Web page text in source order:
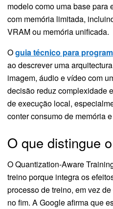
modelo como uma base para
com memória limitada,
VRAM ou memória unificada.
Oguia técnico para
ao descrever uma
imagem, áudio e vídeo com
decisão reduz complexidade
de execução local,
conter consumo de memória
O que distingue
O Quantization-Aware
treino porque integra os
processo de treino, em vez
no fim. A Google afirma que